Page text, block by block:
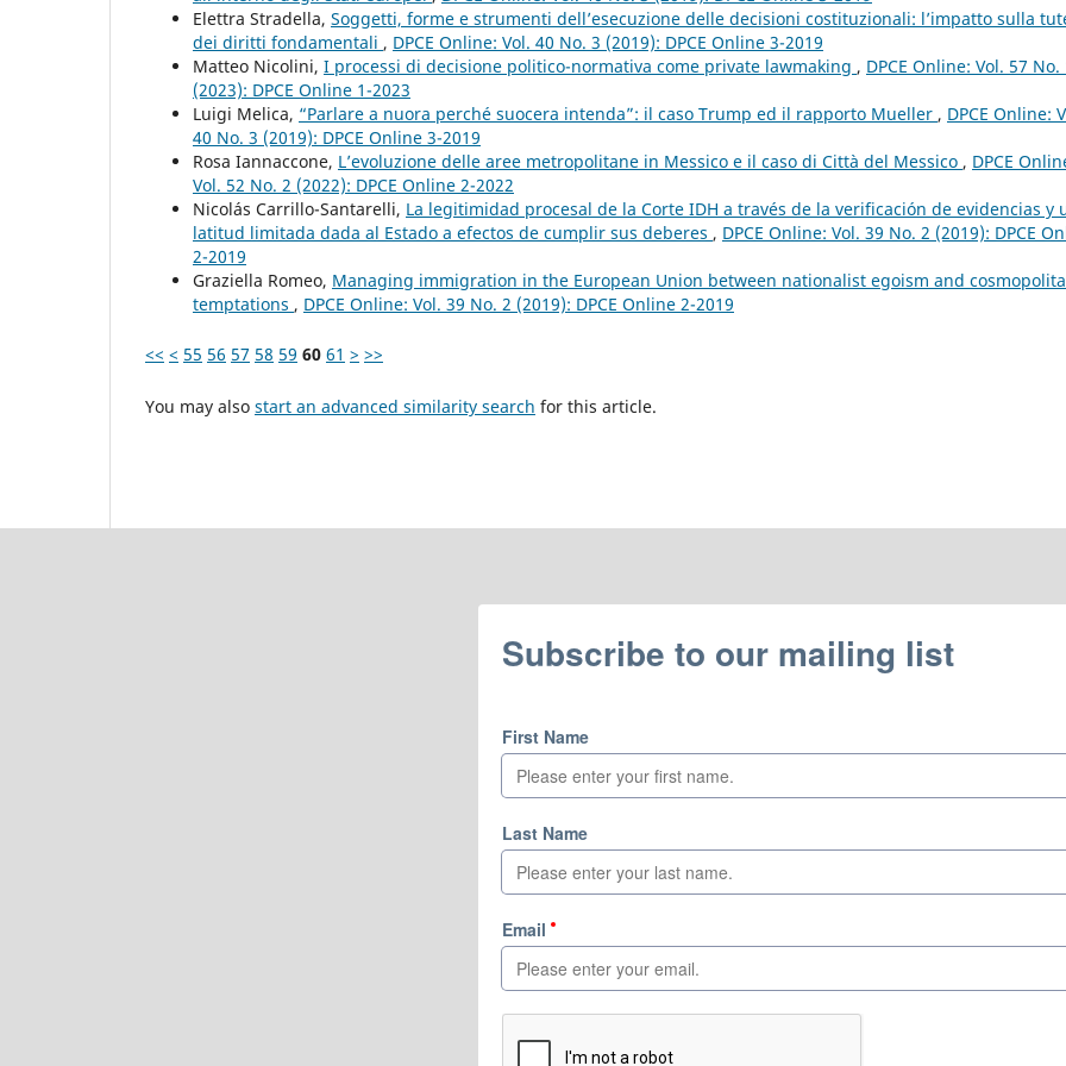
Elettra Stradella, Soggetti, forme e strumenti dell’esecuzione delle decisioni costituzionali: l’impatto sulla
dei diritti fondamentali , DPCE Online: Vol. 40 No. 3 (2019): DPCE Online 3-2019
Matteo Nicolini, I processi di decisione politico-normativa come private lawmaking , DPCE Online: Vol. 57 No.
(2023): DPCE Online 1-2023
Luigi Melica, “Parlare a nuora perché suocera intenda”: il caso Trump ed il rapporto Mueller , DPCE Online:
40 No. 3 (2019): DPCE Online 3-2019
Rosa Iannaccone, L’evoluzione delle aree metropolitane in Messico e il caso di Città del Messico , DPCE
Vol. 52 No. 2 (2022): DPCE Online 2-2022
Nicolás Carrillo-Santarelli, La legitimidad procesal de la Corte IDH a través de la verificación de evidencias y
latitud limitada dada al Estado a efectos de cumplir sus deberes , DPCE Online: Vol. 39 No. 2 (2019): DPCE
2-2019
Graziella Romeo, Managing immigration in the European Union between nationalist egoism and
temptations , DPCE Online: Vol. 39 No. 2 (2019): DPCE Online 2-2019
<< < 55 56 57 58 59 60 61 > >>
You may also start an advanced similarity search for this article.